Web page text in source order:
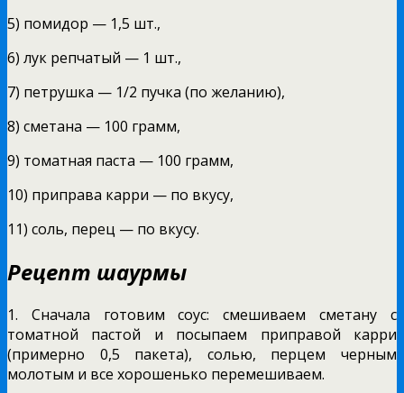
5) помидор — 1,5 шт.,
6) лук репчатый — 1 шт.,
7) петрушка — 1/2 пучка (по желанию),
8) сметана — 100 грамм,
9) томатная паста — 100 грамм,
10) приправа карри — по вкусу,
11) соль, перец — по вкусу.
Рецепт шаурмы
1. Сначала готовим соус: смешиваем сметану с
томатной пастой и посыпаем приправой карри
(примерно 0,5 пакета), солью, перцем черным
молотым и все хорошенько перемешиваем.